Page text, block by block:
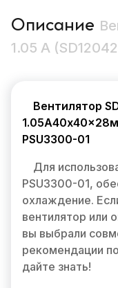
Описание
1.05 A
Вентилятор
PSU3300-01
Для
PSU3300-01,
охлаждение.
вентилятор или
вы выбрали
рекомендации
дайте знать!